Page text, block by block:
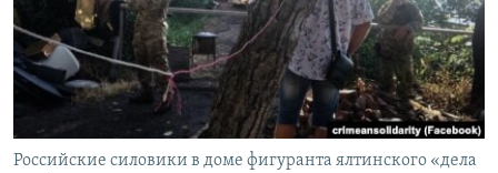
ПОБЕДИТЕЛЕЙ НЕ СУДЯТ?
КРЫМ.НЕПОКОРЕННЫЙ
ELIFBE
УКРАИНСКАЯ ПРОБЛЕМА КРЫМА
ПРИСОЕДИНЯЙТЕСЬ!
Все сайты RFE/RL
Российские силовики в доме фигуранта ялтинского «дела